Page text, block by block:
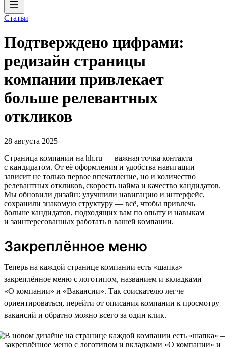
Статьи
Подтверждено цифрами:
редизайн страницы
компании привлекает
больше релевантных
откликов
28 августа 2025
Страница компании на hh.ru — важная точка контакта
с кандидатом. От её оформления и удобства навигации
зависит не только первое впечатление, но и количество
релевантных откликов, скорость найма и качество кандидатов.
Мы обновили дизайн: улучшили навигацию и интерфейс,
сохранили знакомую структуру — всё, чтобы привлечь
больше кандидатов, подходящих вам по опыту и навыкам
и заинтересованных работать в вашей компании.
Закреплённое меню
Теперь на каждой странице компании есть «шапка» —
закреплённое меню с логотипом, названием и вкладками
«О компании» и «Вакансии». Так соискателю легче
ориентироваться, перейти от описания компании к просмотру
вакансий и обратно можно всего за один клик.